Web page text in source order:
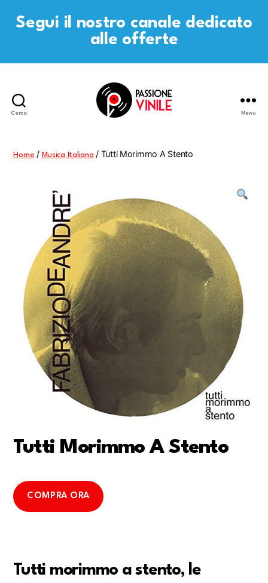
Segui il nostro canale dedicato
alle offerte
Cerca Menu
Home / Musica Italiana / Tutti Morimmo A Stento
Tutti Morimmo A Stento
COMPRA ORA
Tutti morimmo a stento, le